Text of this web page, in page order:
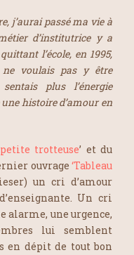
j’aurai passé ma vie à
d’institutrice y a
l’école, en 1995,
ne voulais pas y être
plus l’énergie
histoire d’amour en
trotteuse’ et du
ouvrage‘Tableau
) un cri d’amour
Un cri
alarme, une urgence,
lui semblent
en dépit de tout bon